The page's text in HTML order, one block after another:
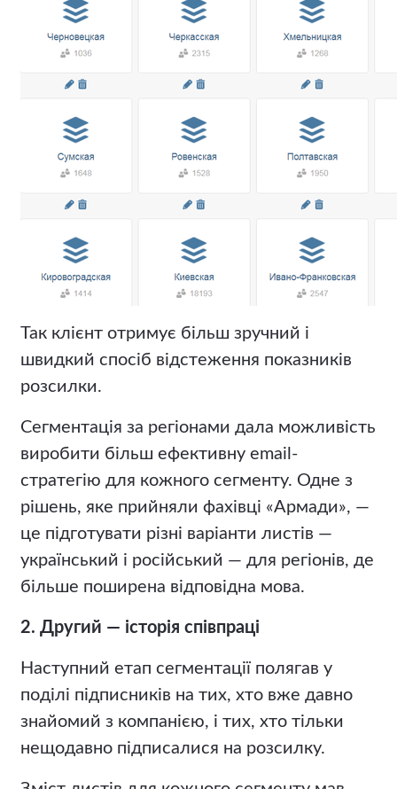
Так клієнт отримує більш зручний і
швидкий спосіб відстеження показників
розсилки.
Сегментація за регіонами дала можливість
виробити більш ефективну email-
стратегію для кожного сегменту. Одне з
рішень, яке прийняли фахівці «Армади», —
це підготувати різні варіанти листів —
український і російський — для регіонів, де
більше поширена відповідна мова.
2. Другий — історія співпраці
Наступний етап сегментації полягав у
поділі підписників на тих, хто вже давно
знайомий з компанією, і тих, хто тільки
нещодавно підписалися на розсилку.